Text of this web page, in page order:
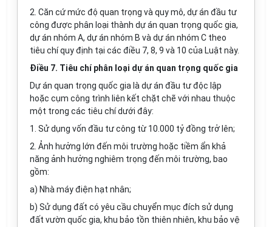
2. Căn cứ mức độ quan trọng và quy mô, dự án đầu tư
công được phân loại thành dự án quan trọng quốc gia,
dự án nhóm A, dự án nhóm B và dự án nhóm C theo
tiêu chí quy định tại các điều 7, 8, 9 và 10 của Luật này.
Điều 7. Tiêu chí phân loại dự án quan trọng quốc gia
Dự án quan trọng quốc gia là dự án đầu tư độc lập
hoặc cụm công trình liên kết chặt chẽ với nhau thuộc
một trong các tiêu chí dưới đây:
1. Sử dụng vốn đầu tư công từ 10.000 tỷ đồng trở lên;
2. Ảnh hưởng lớn đến môi trường hoặc tiềm ẩn khả
năng ảnh hưởng nghiêm trọng đến môi trường, bao
gồm:
a) Nhà máy điện hạt nhân;
b) Sử dụng đất có yêu cầu chuyển mục đích sử dụng
đất vườn quốc gia, khu bảo tồn thiên nhiên, khu bảo vệ